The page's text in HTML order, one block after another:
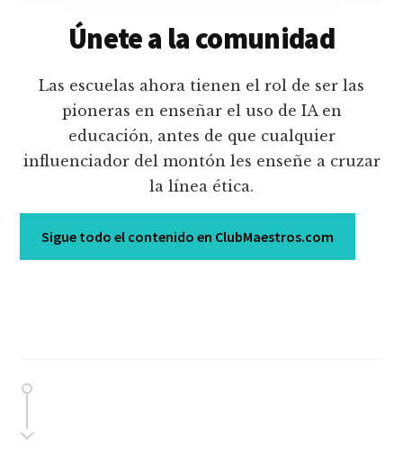
Únete a la comunidad
Las escuelas ahora tienen el rol de ser las
pioneras en enseñar el uso de IA en
educación, antes de que cualquier
influenciador del montón les enseñe a cruzar
la línea ética.
Sigue todo el contenido en ClubMaestros.com